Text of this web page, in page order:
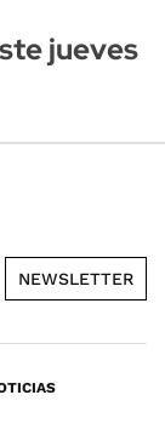
jueves
NEWSLETTER